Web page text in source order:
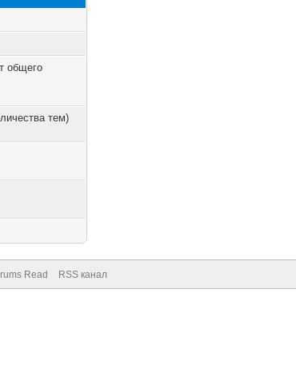
общего
тем)
Read RSS канал